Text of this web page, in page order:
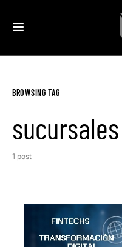
BROWSING TAG
sucursales
1 post